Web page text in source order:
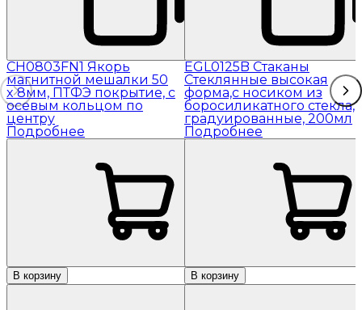
CH0803FN1 Якорь
магнитной мешалки 50
x 8мм, ПТФЭ покрытие, с
осевым кольцом по
центру
Подробнее
В корзину
EGL0125B Стаканы
Стеклянные высокая
форма,с носиком из
боросиликатного стекла,
градуированные, 200мл
Подробнее
В корзину